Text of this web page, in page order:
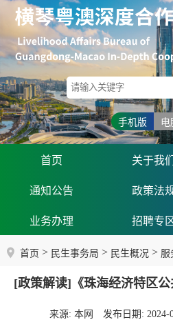
手机版 电
首页 关于我们
通知公告 政策法
业务办理 招聘专
首页 > 民生事务局 > 民生概况 > 服
[政策解读]《珠海经济特区公
来源: 本网 发布日期: 2024-